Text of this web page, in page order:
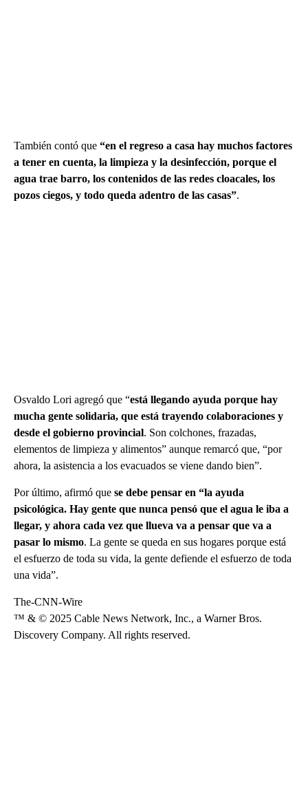
También contó que “en el regreso a casa hay muchos factores
a tener en cuenta, la limpieza y la desinfección, porque el
agua trae barro, los contenidos de las redes cloacales, los
pozos ciegos, y todo queda adentro de las casas”.
Osvaldo Lori agregó que “está llegando ayuda porque hay
mucha gente solidaria, que está trayendo colaboraciones y
desde el gobierno provincial. Son colchones, frazadas,
elementos de limpieza y alimentos” aunque remarcó que, “por
ahora, la asistencia a los evacuados se viene dando bien”.
Por último, afirmó que se debe pensar en “la ayuda
psicológica. Hay gente que nunca pensó que el agua le iba a
llegar, y ahora cada vez que llueva va a pensar que va a
pasar lo mismo. La gente se queda en sus hogares porque está
el esfuerzo de toda su vida, la gente defiende el esfuerzo de toda
una vida”.
The-CNN-Wire
™ & © 2025 Cable News Network, Inc., a Warner Bros.
Discovery Company. All rights reserved.